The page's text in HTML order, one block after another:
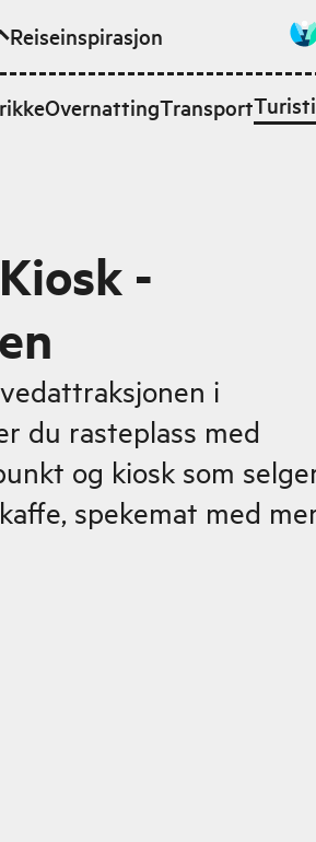
OvernattingTransport
Reiseinspirasjon
-
i
du rasteplass med
og kiosk som
spekemat med